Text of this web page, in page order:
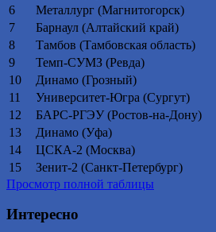
6
Металлург (Магнитогорск)
7
Барнаул (Алтайский край)
8
Тамбов (Тамбовская область)
9
Темп-СУМЗ (Ревда)
10
Динамо (Грозный)
11
Университет-Югра (Сургут)
12
БАРС-РГЭУ (Ростов-на-Дону)
13
Динамо (Уфа)
14
ЦСКА-2 (Москва)
15
Зенит-2 (Санкт-Петербург)
Просмотр полной таблицы
Интересно